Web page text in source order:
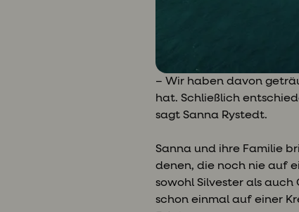
– Wir haben davon
hat. Schließlich
sagt Sanna Rystedt.
Sanna und ihre Familie
denen, die noch nie auf
sowohl Silvester als
schon einmal auf einer